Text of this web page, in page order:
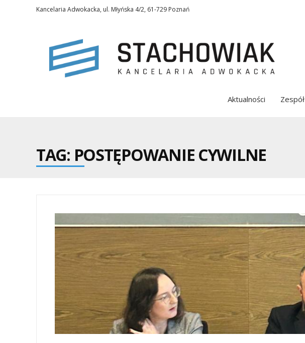
Kancelaria Adwokacka, ul. Młyńska 4/2, 61-729 Poznań
Aktualności Zespół
TAG: POSTĘPOWANIE CYWILNE